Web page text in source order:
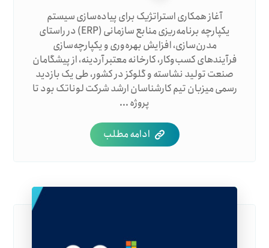
آغاز همکاری استراتژیک برای پیاده‌سازی سیستم
یکپارچه برنامه‌ریزی منابع سازمانی (ERP) در راستای
مدرن‌سازی، افزایش بهره‌وری و یکپارچه‌سازی
فرآیندهای کسب‌وکار، کارخانه معتبر آردینه، از پیشگامان
صنعت تولید نشاسته و گلوکز در کشور، طی یک بازدید
رسمی میزبان تیم کارشناسان ارشد شرکت لوناتک بود تا
پروژه ...
ادامه مطلب